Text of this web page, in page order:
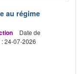
au régime
Date de
24-07-2026